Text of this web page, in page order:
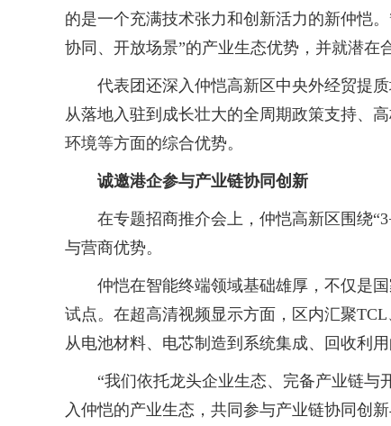
的是一个充满技术张力和创新活力的新仲恺
协同、开放场景”的产业生态优势，并就潜在
代表团还深入仲恺高新区中央外经贸提质
从落地入驻到成长壮大的全周期政策支持、
环境等方面的综合优势。
诚邀港企参与产业链协同创新
在专题招商推介会上，仲恺高新区围绕
与营商优势。
仲恺在智能终端领域基础雄厚，不仅是国
试点。在超高清视频显示方面，区内汇聚
从电池材料、电芯制造到系统集成、回收利
“我们依托龙头企业生态、完备产业链与开
入仲恺的产业生态，共同参与产业链协同创新